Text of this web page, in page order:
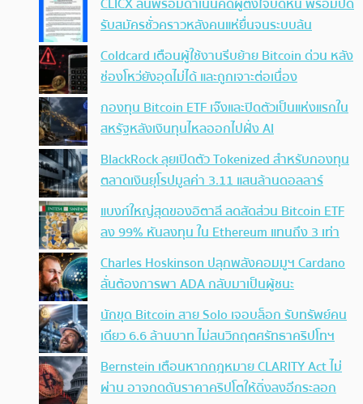
รับสมัครชั่วคราวหลังคนแห่ยื่นจนระบบล้น
Coldcard เตือนผู้ใช้งานรีบย้าย Bitcoin ด่วน หลัง
ช่องโหว่ยังอุดไม่ได้ และถูกเจาะต่อเนื่อง
กองทุน Bitcoin ETF เจ๊งและปิดตัวเป็นแห่งแรกใน
สหรัฐหลังเงินทุนไหลออกไปฝั่ง AI
BlackRock ลุยเปิดตัว Tokenized สำหรับกองทุน
ตลาดเงินยุโรปมูลค่า 3.11 แสนล้านดอลลาร์
แบงก์ใหญ่สุดของอิตาลี ลดสัดส่วน Bitcoin ETF
ลง 99% หันลงทุน ใน Ethereum แทนถึง 3 เท่า
Charles Hoskinson ปลุกพลังคอมมูฯ Cardano
ลั่นต้องการพา ADA กลับมาเป็นผู้ชนะ
นักขุด Bitcoin สาย Solo เจอบล็อก รับทรัพย์คน
เดียว 6.6 ล้านบาท ไม่สนวิกฤตศรัทธาคริปโทฯ
Bernstein เตือนหากกฎหมาย CLARITY Act ไม่
ผ่าน อาจกดดันราคาคริปโตให้ดิ่งลงอีกระลอก